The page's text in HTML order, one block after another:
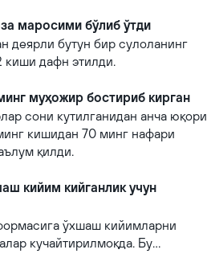
маросими бўлиб ўтди
деярли бутун бир сулоланинг
киши дафн этилди.
муҳожир бостириб кирган
сони кутилганидан анча юқори
кишидан 70 минг нафари
қилди.
кийим кийганлик учун
ўхшаш кийимларни
кучайтирилмоқда. Бу
номидан ишончнинг